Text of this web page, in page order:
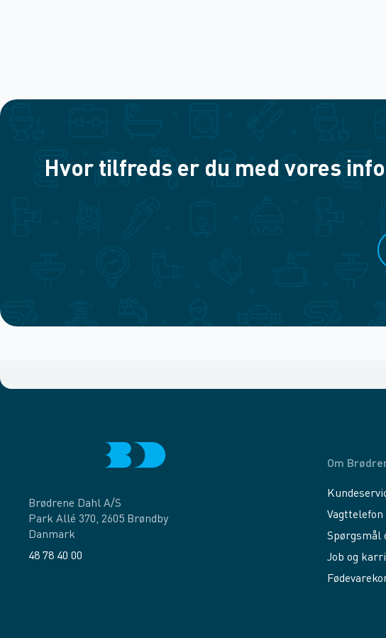
Hvor tilfreds er du med vores
Brødrene Dahl A/S
Park Allé 370, 2605 Brøndby
Danmark
48 78 40 00
Om
Vagttelefon
Spørgsmål
Job og